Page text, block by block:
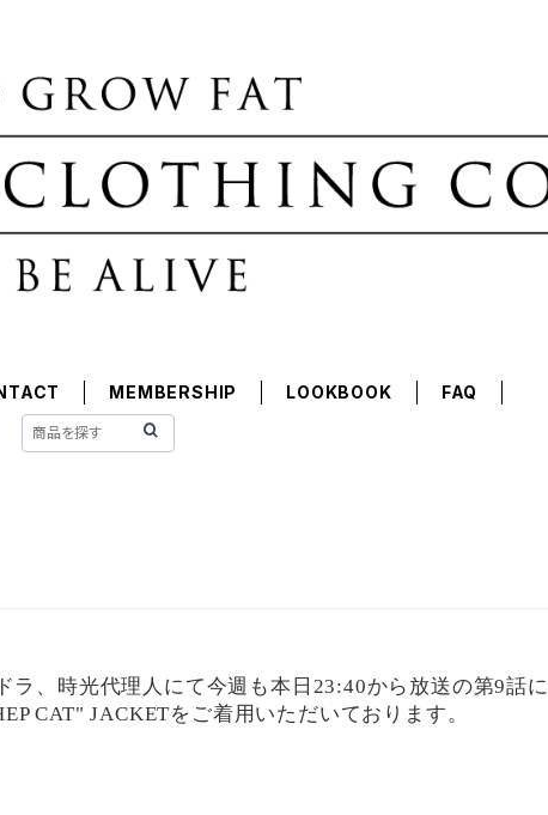
MEMBERSHIP LOOKBOOK
FAQ
、時光代理人にて今週も本日23:40から放送の第9話に
CAT" JACKETをご着用いただいております。